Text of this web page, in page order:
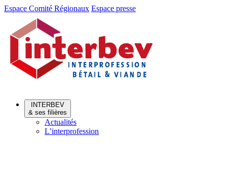
Aller
Aller
contenu
Espace Comité Régionaux Espace presse
INTERBEV
& ses filières
Actualités
L’interprofession